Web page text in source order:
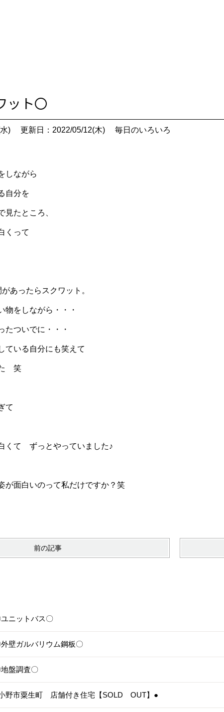
ット〇
) 更新日：2022/05/12(木) 毎日のいろいろ
しながら
自分を
見たところ、
くって
あったらスクワット。
物をしながら・・・
たついでに・・・
ている自分にも笑えて
た 笑
て
くて ずっとやっていました♪
が面白いのって私だけですか？笑
前の記事
ニットバス〇
壁ガルバリウム鋼板〇
盤調査〇
野市粟生町 店舗付き住宅【SOLD OUT】●